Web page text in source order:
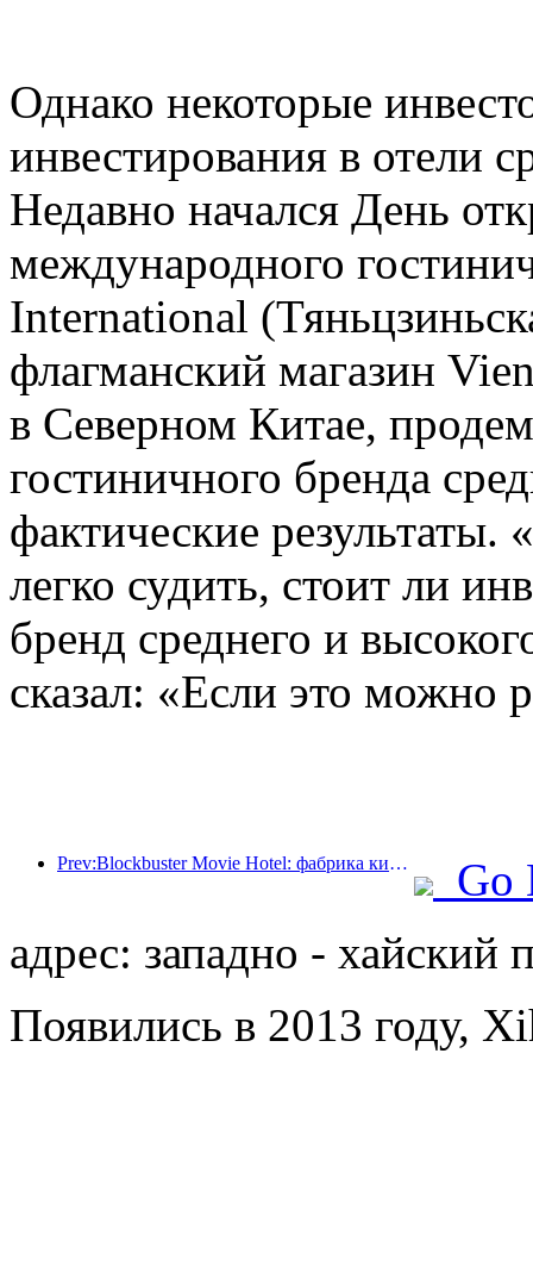
Однако некоторые
инвестирования в отели
Недавно начался День
международного
International
флагманский магазин
в Северном Китае,
гостиничного бренда
фактические
легко судить, стоит ли
бренд среднего и
сказал: «Если это можно
Prev:Blockbuster Movie Hotel: фабрика киномечт в движении
Go
адрес: западно - хайский
Появились в 2013 году,